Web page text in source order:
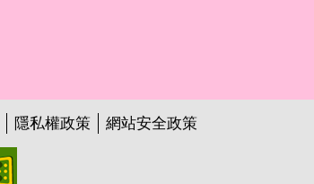
隱私權政策 網站安全政策